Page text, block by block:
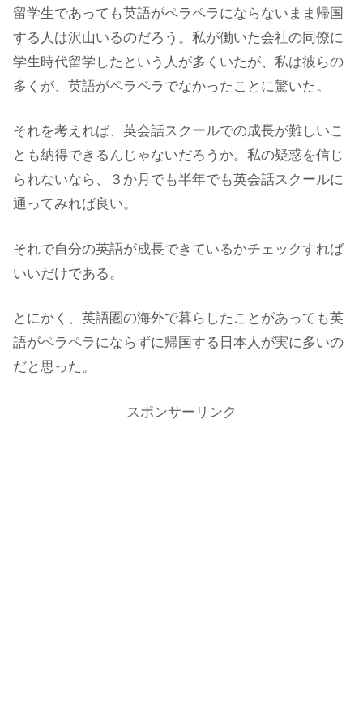
留学生であっても英語がペラペラにならないまま帰国
する人は沢山いるのだろう。私が働いた会社の同僚に
学生時代留学したという人が多くいたが、私は彼らの
多くが、英語がペラペラでなかったことに驚いた。
それを考えれば、英会話スクールでの成長が難しいこ
とも納得できるんじゃないだろうか。私の疑惑を信じ
られないなら、３か月でも半年でも英会話スクールに
通ってみれば良い。
それで自分の英語が成長できているかチェックすれば
いいだけである。
とにかく、英語圏の海外で暮らしたことがあっても英
語がペラペラにならずに帰国する日本人が実に多いの
だと思った。
スポンサーリンク